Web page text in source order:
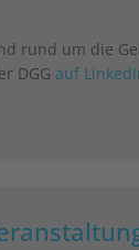
rund um die
DGG auf